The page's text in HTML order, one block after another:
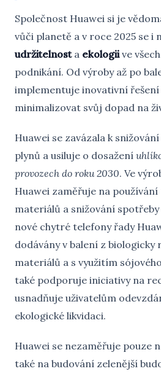
Společnost Huawei si je
vůči planetě a v roce 2025 se i
udržitelnosta ekologiive
podnikání. Od výroby až po
implementuje inovativní řešení
minimalizovat svůj dopad na
Huawei se zavázala k
plynů a usiluje o dosažení
provozech do roku 2030. Ve
Huawei zaměřuje na
materiálů a snižování
nové chytré telefony řady
dodávány v balení z biologicky
materiálů a s využitím
také podporuje iniciativy na
usnadňuje uživatelům
ekologické likvidaci.
Huawei se nezaměřuje pouze
také na budování zelenější